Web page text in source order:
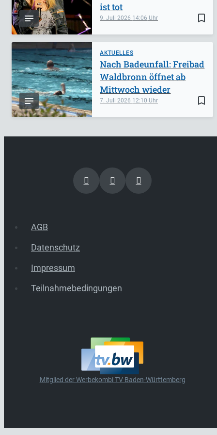
bookmark_border
9. Juli 2026 14:06
ist tot
AKTUELLES
bookmark_border
7. Juli 2026 12:10
Nach Badeunfall: Freibad
Waldbronn öffnet ab
Mittwoch wieder
AGB
Datenschutz
Impressum
Teilnahmebedingungen
Mitglied der Werbekombi TV Baden-Württemberg